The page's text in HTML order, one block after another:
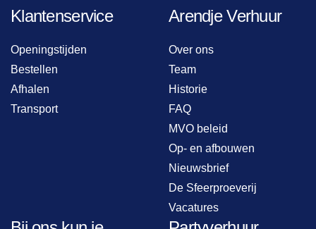
Klantenservice
Openingstijden
Bestellen
Afhalen
Transport
Arendje Verhuur
Over ons
Team
Historie
FAQ
MVO beleid
Op- en afbouwen
Nieuwsbrief
De Sfeerproeverij
Vacatures